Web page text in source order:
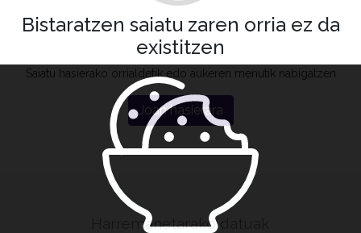
Bistaratzen saiatu zaren orria ez da
existitzen
Saiatu hasierako orrialdetik edo aukeren menutik nabigatzen
Joan hasierara
Harremanetarako datuak